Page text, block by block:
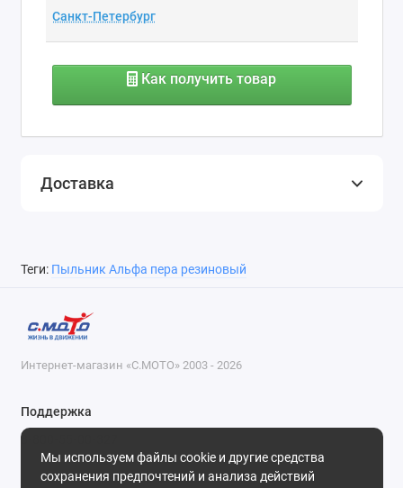
Как получить товар
Доставка
Теги: Пыльник Альфа пера резиновый
Мы используем файлы cookie и другие средства
сохранения предпочтений и анализа действий
Интернет-магазин «С.МОТО» 2003 - 2026
Поддержка
8-800-55-00-327
Будни, с 09-30 до 18-30